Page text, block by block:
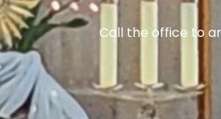
Call the office to